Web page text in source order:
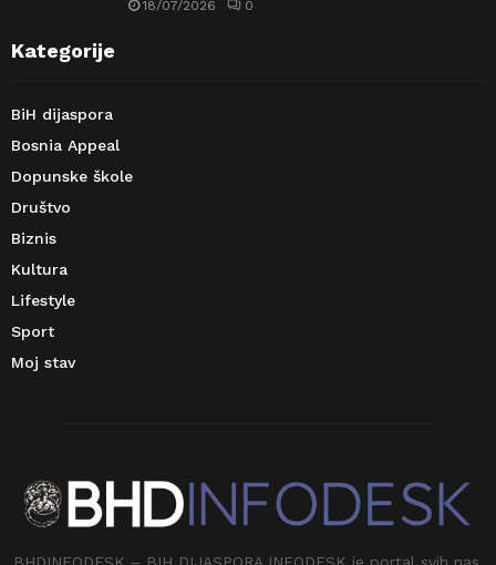
18/07/2026 0
Kategorije
BiH dijaspora
Bosnia Appeal
Dopunske škole
Društvo
Biznis
Kultura
Lifestyle
Sport
Moj stav